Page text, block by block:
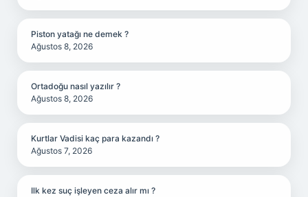
Piston yatağı ne demek ?
Ağustos 8, 2026
Ortadoğu nasıl yazılır ?
Ağustos 8, 2026
Kurtlar Vadisi kaç para kazandı ?
Ağustos 7, 2026
Ilk kez suç işleyen ceza alır mı ?